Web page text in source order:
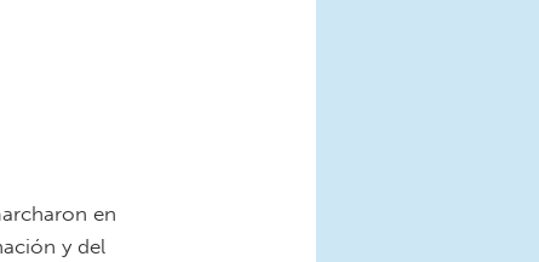
en
y del